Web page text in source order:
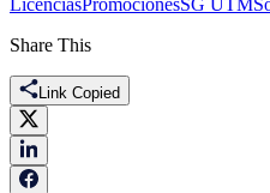
Share This
Link Copied